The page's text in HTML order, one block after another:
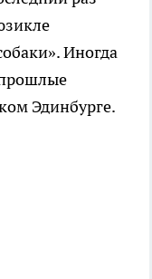
Иногда
Эдинбурге.